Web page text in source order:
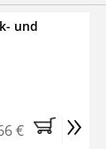
Bestellen
Monate
brauchen
entstehen
und
€ »